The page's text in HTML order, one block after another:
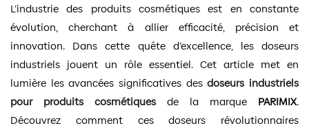
L’industrie des produits cosmétiques est en constante
évolution, cherchant à allier efficacité, précision et
innovation. Dans cette quête d’excellence, les doseurs
industriels jouent un rôle essentiel. Cet article met en
lumière les avancées significatives desdoseurs industriels
pour produits cosmétiquesde la marque PARIMIX.
Découvrez comment ces doseurs révolutionnaires